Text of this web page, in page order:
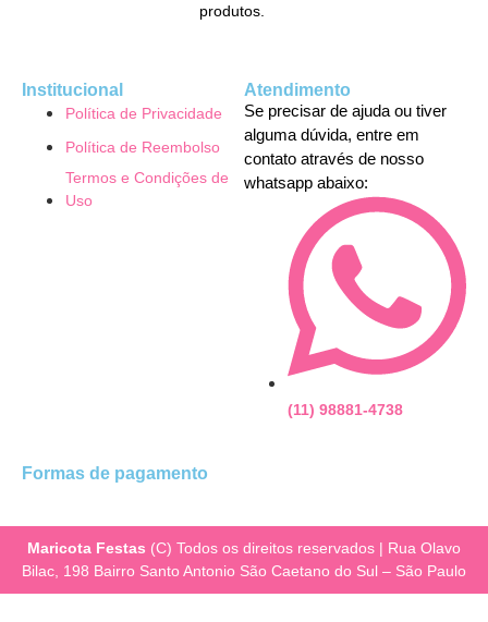
produtos.
Institucional
Política de Privacidade
Política de Reembolso
Termos e Condições de
Uso
Atendimento
Se precisar de ajuda ou tiver
alguma dúvida, entre em
contato através de nosso
whatsapp abaixo:
(11) 98881-4738
Formas de pagamento
Maricota Festas (C) Todos os direitos reservados | Rua Olavo
Bilac, 198 Bairro Santo Antonio São Caetano do Sul – São Paulo